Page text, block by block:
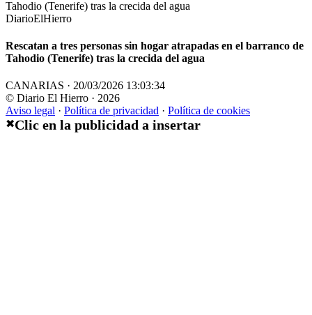
DiarioElHierro
Rescatan a tres personas sin hogar atrapadas en el barranco de
Tahodio (Tenerife) tras la crecida del agua
CANARIAS · 20/03/2026 13:03:34
© Diario El Hierro · 2026
Aviso legal · Política de privacidad · Política de cookies
✖Clic en la publicidad a insertar